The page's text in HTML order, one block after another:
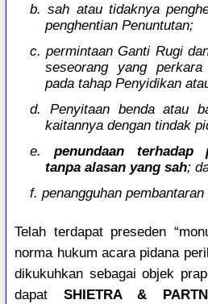
b. sah atau tidaknya
penghentian Penuntutan;
c. permintaan Ganti Rugi
seseorang yang
pada tahap Penyidikan
d. Penyitaan benda atau
kaitannya dengan tindak
e. penundaan terhadap
tanpa alasan yang sah;
f. penangguhan pembantaran
Telah terdapat preseden
norma hukum acara pidana
dikukuhkan sebagai objek
dapat SHIETRA &